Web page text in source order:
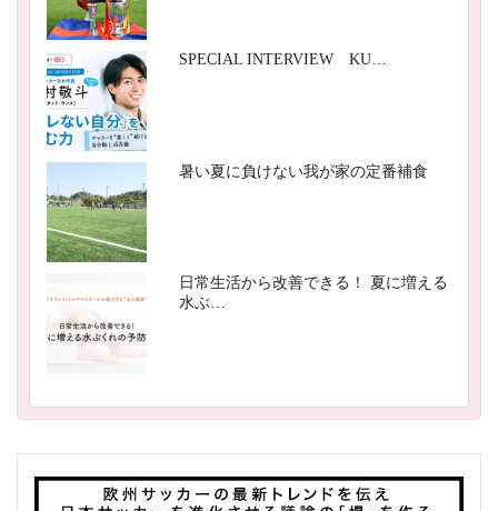
SPECIAL INTERVIEW KU…
暑い夏に負けない我が家の定番補食
日常生活から改善できる！ 夏に増える
水ぶ…